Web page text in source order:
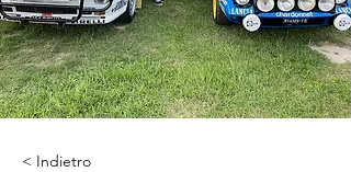
< Indietro